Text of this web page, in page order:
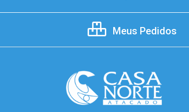
Meus Pedidos